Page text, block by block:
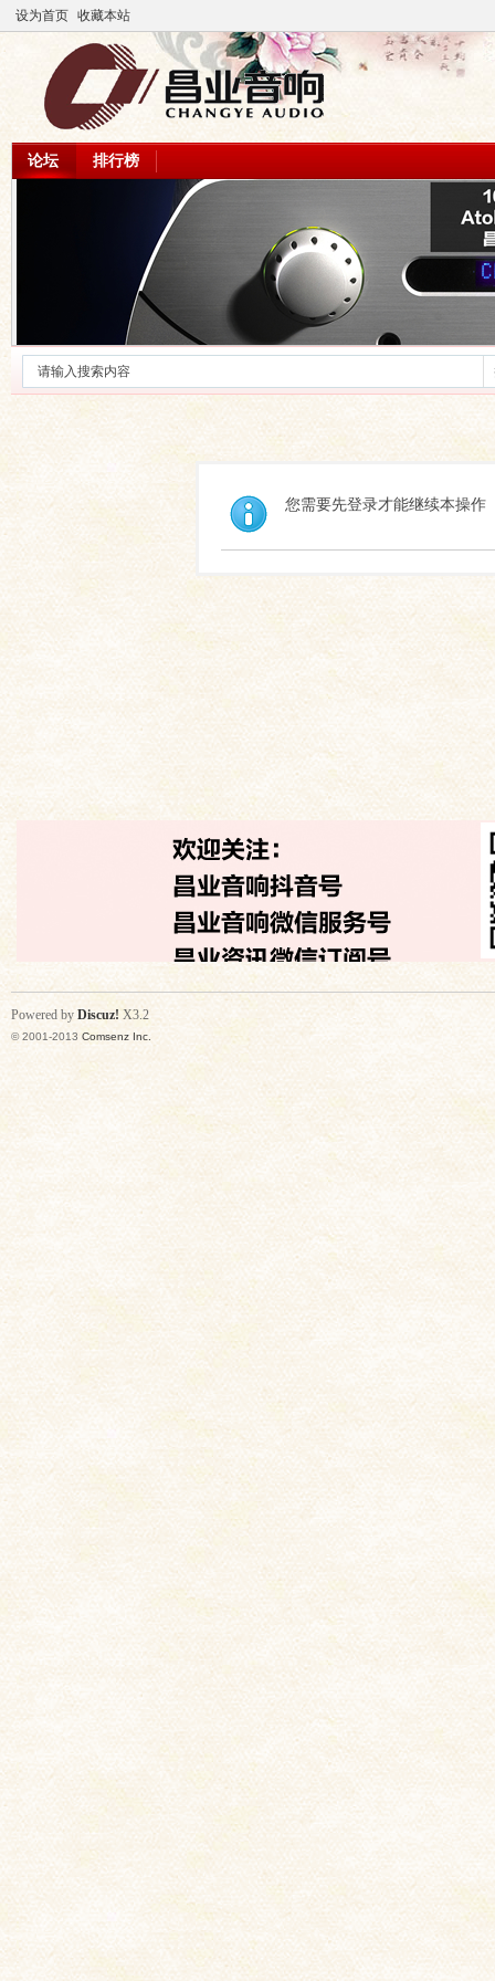
设为首页 收藏本站
论坛 排行榜
您需要先登录才能继续本操作
Powered by Discuz! X3.2
© 2001-2013 Comsenz Inc.